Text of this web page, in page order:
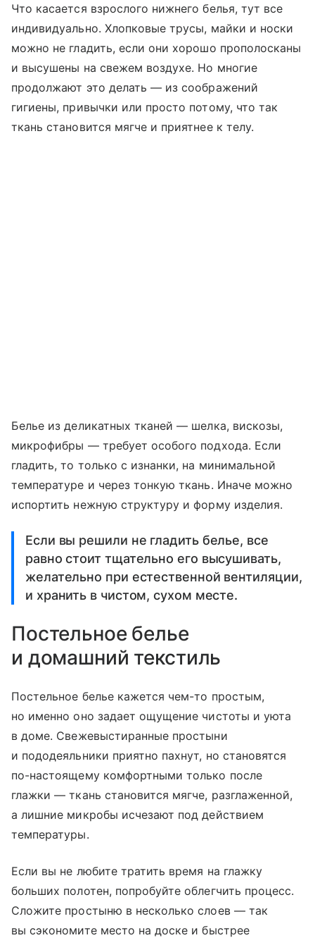
Что касается взрослого нижнего белья, тут все
индивидуально. Хлопковые трусы, майки и носки
можно не гладить, если они хорошо прополосканы
и высушены на свежем воздухе. Но многие
продолжают это делать — из соображений
гигиены, привычки или просто потому, что так
ткань становится мягче и приятнее к телу.
Белье из деликатных тканей — шелка, вискозы,
микрофибры — требует особого подхода. Если
гладить, то только с изнанки, на минимальной
температуре и через тонкую ткань. Иначе можно
испортить нежную структуру и форму изделия.
Если вы решили не гладить белье, все
равно стоит тщательно его высушивать,
желательно при естественной вентиляции,
и хранить в чистом, сухом месте.
Постельное белье
и домашний текстиль
​Постельное белье кажется чем-то простым,
но именно оно задает ощущение чистоты и уюта
в доме. Свежевыстиранные простыни
и пододеяльники приятно пахнут, но становятся
по-настоящему комфортными только после
глажки — ткань становится мягче, разглаженной,
а лишние микробы исчезают под действием
температуры.
Если вы не любите тратить время на глажку
больших полотен, попробуйте облегчить процесс.
Сложите простыню в несколько слоев — так
вы сэкономите место на доске и быстрее